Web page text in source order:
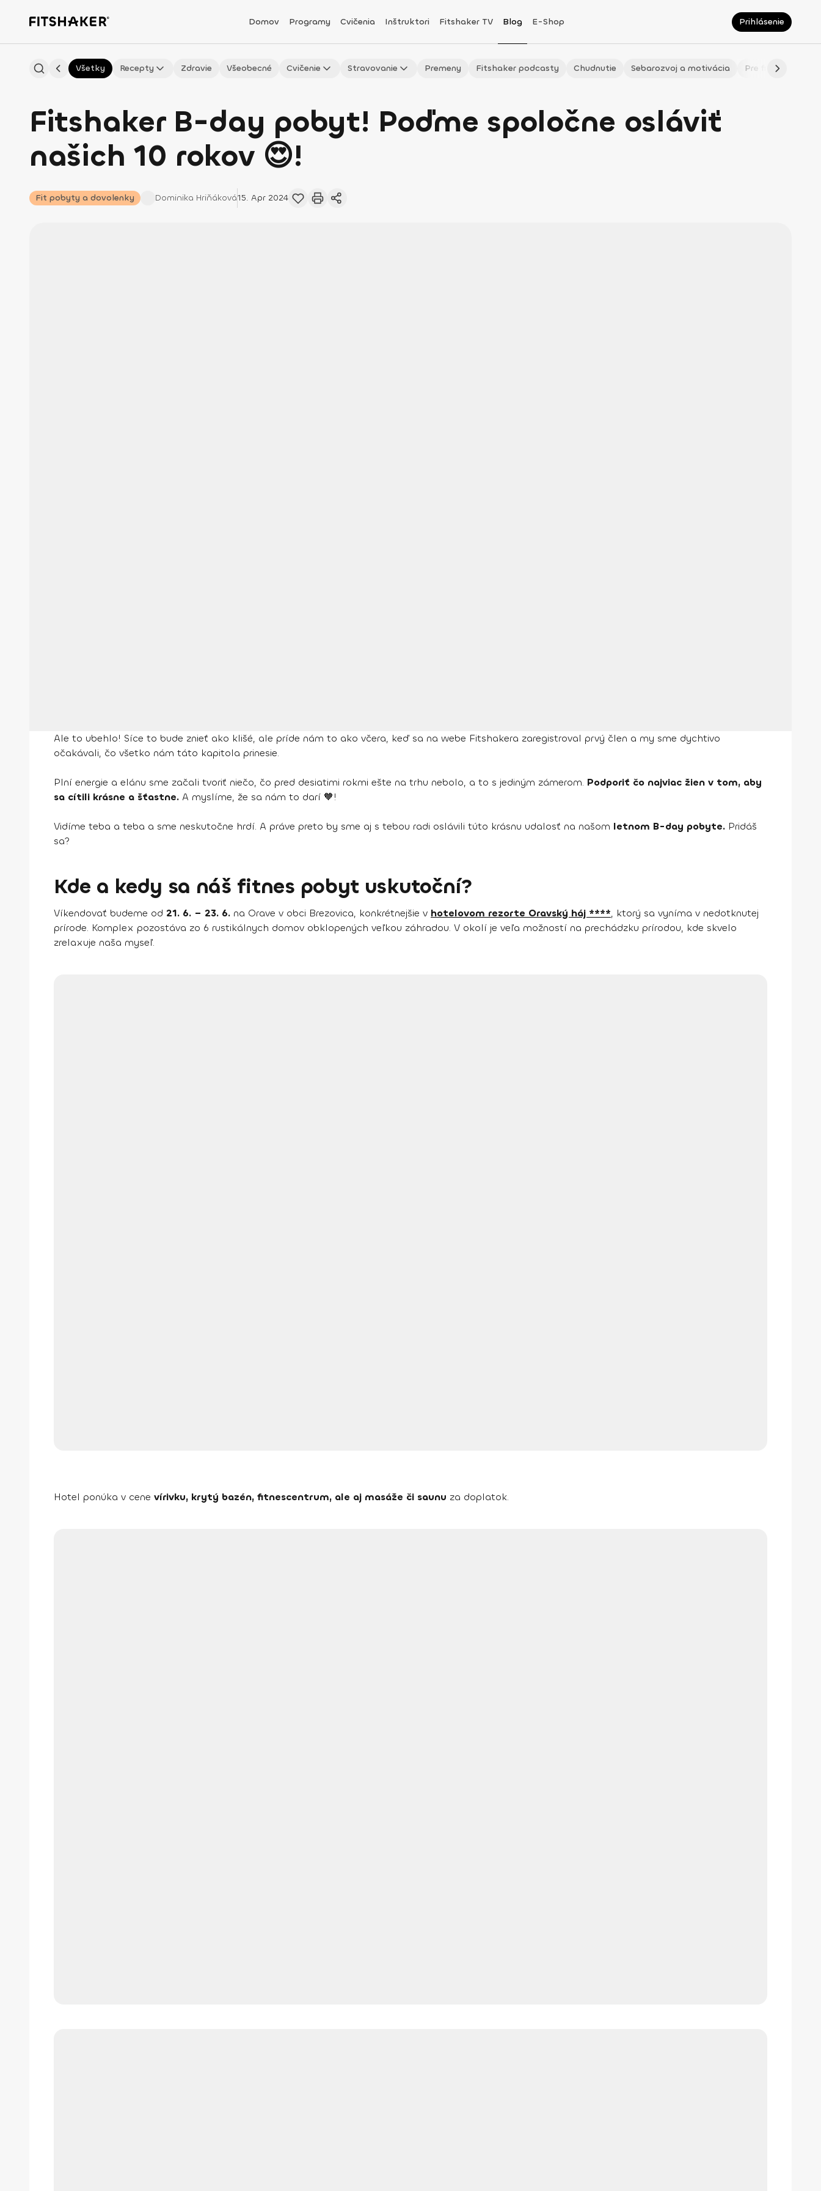
Domov Programy Cvičenia Inštruktori Fitshaker TV Blog E-Shop Prihlásenie
Všetky Recepty Zdravie Všeobecné Cvičenie Stravovanie Premeny Fitshaker podcasty Chudnutie Sebarozvoj a motivácia Pre fitmaminky
Fitshaker B-day pobyt! Poďme spoločne osláviť
našich 10 rokov 😍!
Fit pobyty a dovolenky Dominika Hriňáková15. Apr 2024
Ale to ubehlo! Síce to bude znieť ako klišé, ale príde nám to ako včera, keď sa na webe Fitshakera zaregistroval prvý člen a my sme dychtivo
očakávali, čo všetko nám táto kapitola prinesie.
Plní energie a elánu sme začali tvoriť niečo, čo pred desiatimi rokmi ešte na trhu nebolo, a to s jediným zámerom. Podporiť čo najviac žien v tom, aby
sa cítili krásne a šťastne. A myslíme, že sa nám to darí 🧡!
Vidíme teba a teba a sme neskutočne hrdí. A práve preto by sme aj s tebou radi oslávili túto krásnu udalosť na našom letnom B-day pobyte. Pridáš
sa?
Kde a kedy sa náš fitnes pobyt uskutoční?
Víkendovať budeme od 21. 6. – 23. 6. na Orave v obci Brezovica, konkrétnejšie v hotelovom rezorte Oravský háj ****, ktorý sa vyníma v nedotknutej
prírode. Komplex pozostáva zo 6 rustikálnych domov obklopených veľkou záhradou. V okolí je veľa možností na prechádzku prírodou, kde skvelo
zrelaxuje naša myseľ.
Hotel ponúka v cene vírivku, krytý bazén, fitnescentrum, ale aj masáže či saunu za doplatok.